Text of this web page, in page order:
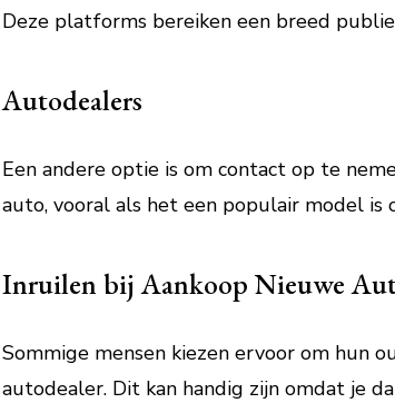
Deze platforms bereiken een breed
Autodealers
Een andere optie is om contact op te
auto, vooral als het een populair model is
Inruilen bij Aankoop Nieuwe
Sommige mensen kiezen ervoor om hun
autodealer. Dit kan handig zijn omdat je